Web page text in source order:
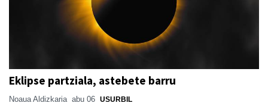
Eklipse partziala, astebete barru
Noaua Aldizkaria abu 06 USURBIL